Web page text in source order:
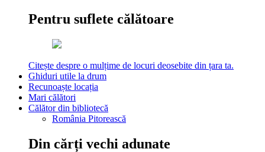
Pentru suflete călătoare
Citește despre o mulțime de locuri deosebite din țara ta.
Ghiduri utile la drum
Recunoaște locația
Mari călători
Călător din bibliotecă
România Pitorească
Din cărți vechi adunate